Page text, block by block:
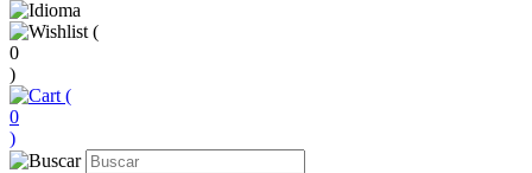
(
0
)
(
0
)